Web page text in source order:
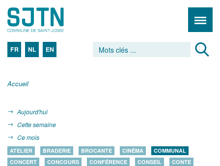
FR NL EN
Accueil
Aujourd'hui
Cette semaine
Ce mois
ATELIER BRADERIE BROCANTE CINÉMA
COMMUNAL
CONCERT
CONCOURS CONFÉRENCE CONSEIL
CONTE